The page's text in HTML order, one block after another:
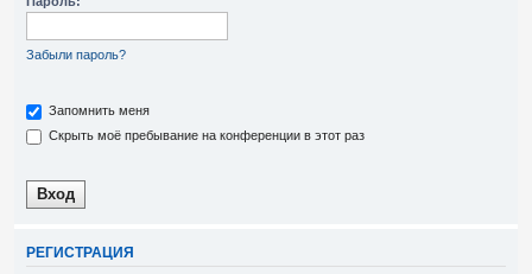
Забыли пароль?
Запомнить меня
Скрыть моё пребывание на конференции в этот раз
РЕГИСТРАЦИЯ